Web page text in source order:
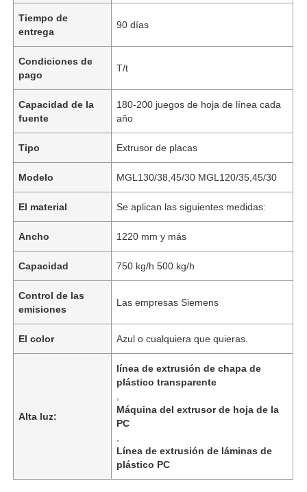
Tiempo de
entrega
90 días
Condiciones de
pago
T/t
Capacidad de la
fuente
180-200 juegos de hoja de línea cada
año
Tipo Extrusor de placas
Modelo MGL130/38,45/30 MGL120/35,45/30
El material Se aplican las siguientes medidas:
Ancho 1220 mm y más
Capacidad 750 kg/h 500 kg/h
Control de las
emisiones
Las empresas Siemens
El color Azul o cualquiera que quieras.
Alta luz:
línea de extrusión de chapa de
plástico transparente
Máquina del extrusor de hoja de la
PC
Línea de extrusión de láminas de
plástico PC